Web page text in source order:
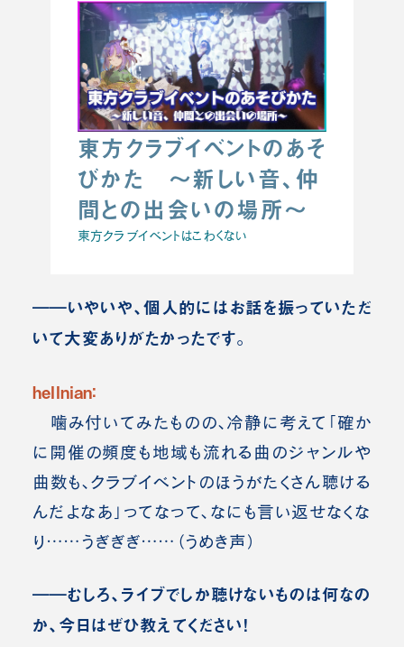
東方クラブイベントのあそ
びかた ～新しい音、仲
間との出会いの場所～
東方クラブイベントはこわくない
――いやいや、個人的にはお話を振っていただ
いて大変ありがたかったです。
hellnian：
噛み付いてみたものの、冷静に考えて「確か
に開催の頻度も地域も流れる曲のジャンルや
曲数も、クラブイベントのほうがたくさん聴ける
んだよなあ」ってなって、なにも言い返せなくな
り……うぎぎぎ……（うめき声）
――むしろ、ライブでしか聴けないものは何なの
か、今日はぜひ教えてください！